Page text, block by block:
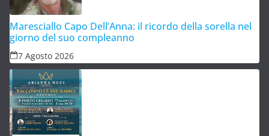
Maresciallo Capo Dell’Anna: il ricordo della sorella nel
giorno del suo compleanno
7 Agosto 2026